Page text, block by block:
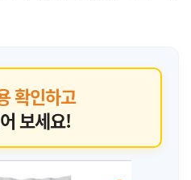
확인하고
보세요!